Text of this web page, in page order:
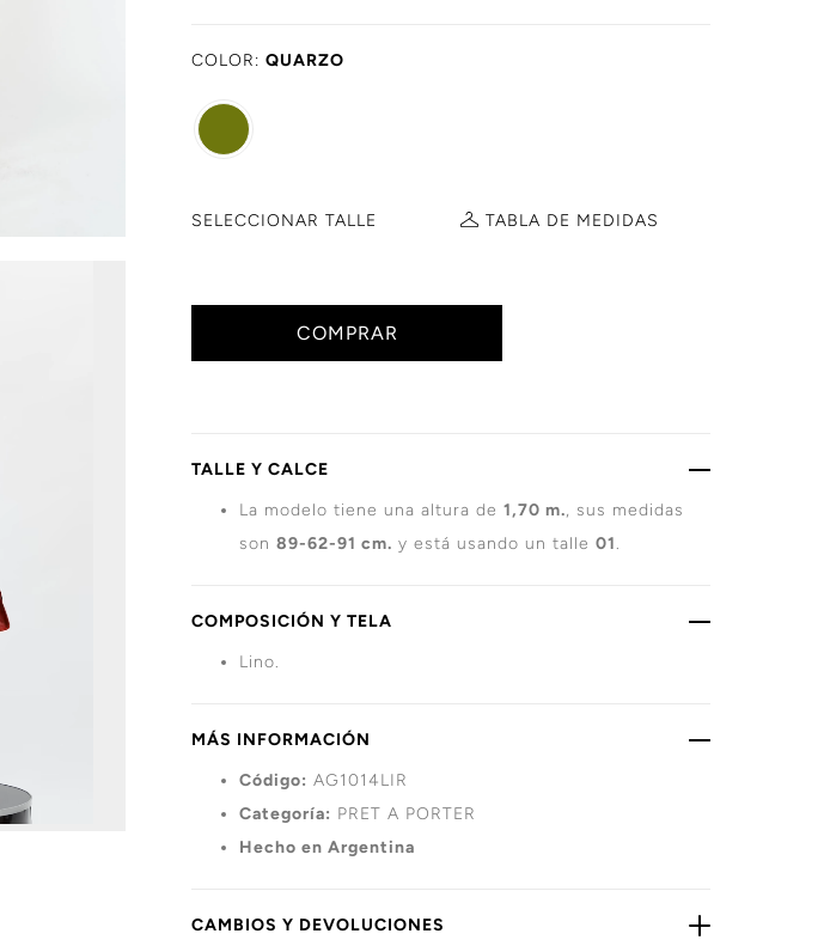
COLOR: QUARZO
SELECCIONAR TALLE TABLA DE MEDIDAS
COMPRAR
TALLE Y CALCE
La modelo tiene una altura de 1,70 m., sus medidas
son 89-62-91 cm. y está usando un talle 01.
COMPOSICIÓN Y TELA
Lino.
MÁS INFORMACIÓN
Código: AG1014LIR
Categoría: PRET A PORTER
Hecho en Argentina
CAMBIOS Y DEVOLUCIONES